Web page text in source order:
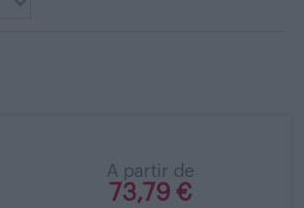
A partir de
73,79 €